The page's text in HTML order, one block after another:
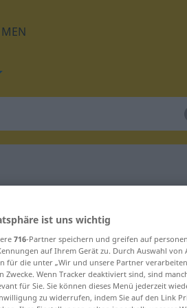
"fenomen"
ist uns wichtig
716-Partner speichern und greifen auf
auf Ihrem Gerät zu. Durch Auswahl von
für die unter „Wir und unsere Partner
Zwecke. Wenn Tracker deaktiviert sind, sind
für Sie. Sie können dieses Menü jederzeit
zu widerrufen, indem Sie auf den Link